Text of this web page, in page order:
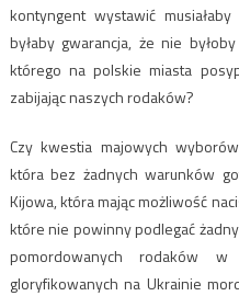
kontyngent wystawić
byłaby gwarancja, że nie
którego na polskie miasta
zabijając naszych rodaków?
Czy kwestia majowych
która bez żadnych warunków
Kijowa, która mając możliwość
które nie powinny podlegać
pomordowanych rodaków
gloryfikowanych na Ukrainie